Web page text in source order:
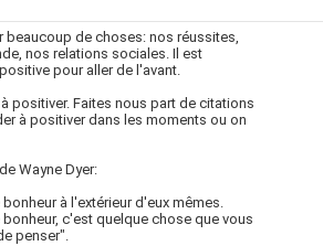
beaucoup de choses: nos réussites,
nos relations sociales. Il est
pour aller de l'avant.
positiver. Faites nous part de citations
à positiver dans les moments ou on
Wayne Dyer:
à l'extérieur d'eux mêmes.
c'est quelque chose que vous
penser".